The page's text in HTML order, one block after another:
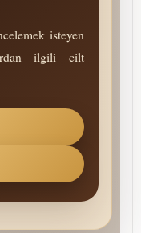
isteyen
ilgili cilt